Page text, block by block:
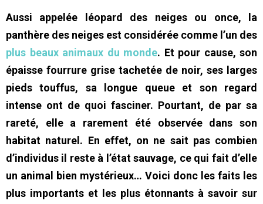
Aussi appelée léopard des neiges ou once, la
panthère des neiges est considérée comme l’un des
plus beaux animaux du monde. Et pour cause, son
épaisse fourrure grise tachetée de noir, ses larges
pieds touffus, sa longue queue et son regard
intense ont de quoi fasciner. Pourtant, de par sa
rareté, elle a rarement été observée dans son
habitat naturel. En effet, on ne sait pas combien
d’individus il reste à l’état sauvage, ce qui fait d’elle
un animal bien mystérieux… Voici donc les faits les
plus importants et les plus étonnants à savoir sur